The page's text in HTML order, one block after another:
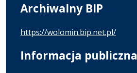
Archiwalny BIP
https://wolomin.bip.net.pl/
Informacja publiczna